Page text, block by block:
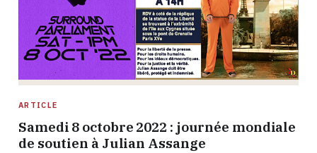
ARTICLE
Samedi 8 octobre 2022 : journée mondiale
de soutien à Julian Assange